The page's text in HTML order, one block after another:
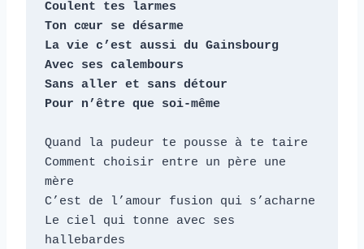
Coulent tes larmes
Ton cœur se désarme
La vie c’est aussi du Gainsbourg
Avec ses calembours
Sans aller et sans détour
Pour n’être que soi-même
Quand la pudeur te pousse à te taire
Comment choisir entre un père une
mère
C’est de l’amour fusion qui s’acharne
Le ciel qui tonne avec ses
hallebardes